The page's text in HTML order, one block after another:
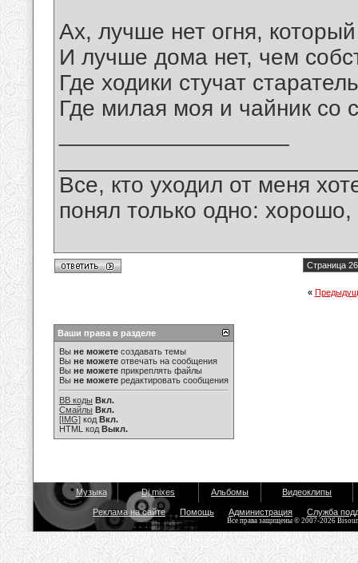
Ах, лучше нет огня, который
И лучше дома нет, чем
Где ходики стучат
Где милая моя и чайник со
Все, кто уходил от меня
понял только одно:
Страница
«
Ваши права в разделе
Вы не можете создавать темы
Вы не можете отвечать на сообщения
Вы не можете прикреплять файлы
Вы не можете редактировать сообщения
BB коды Вкл.
Смайлы Вкл.
[IMG] код Вкл.
HTML код Выкл.
Музыка Dj mixes Альбомы Видеоклипы
Реклама на сайте Помощь Администрация Служба
Все права защищены © 2007-2026